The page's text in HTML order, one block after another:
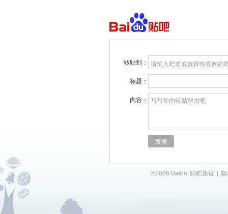
转贴到： 请输入吧名或选择你喜欢的
标题：
内容： 写写你的转贴理由吧
发表
©2026 Baidu 贴吧协议 |